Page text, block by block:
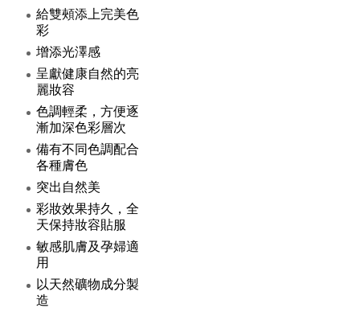
給雙頰添上完美色
彩
增添光澤感
呈獻健康自然的亮
麗妝容
色調輕柔，方便逐
漸加深色彩層次
備有不同色調配合
各種膚色
突出自然美
彩妝效果持久，全
天保持妝容貼服
敏感肌膚及孕婦適
用
以天然礦物成分製
造